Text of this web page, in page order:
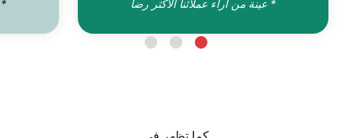
* عينة من آراء عملائنا الأكثر رضا *